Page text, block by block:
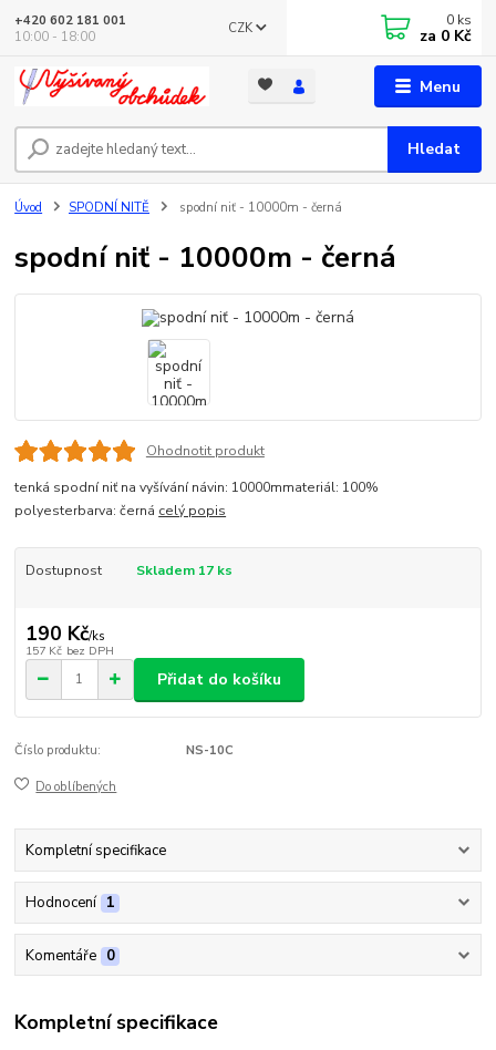
Menu
CZK
Hledat
+420 602 181 001
10:00 - 18:00
0 ks
za 0 Kč
Úvod SPODNÍ NITĚ spodní niť - 10000m - černá
spodní niť - 10000m - černá
Ohodnotit produkt
tenká spodní niť na vyšívání návin: 10000mmateriál: 100%
polyesterbarva: černá celý popis
Dostupnost Skladem 17 ks
190 Kč/ks
157 Kč bez DPH
Přidat do košíku
Číslo produktu: NS-10C
Do oblíbených
Kompletní specifikace
Hodnocení 1
Komentáře 0
Kompletní specifikace